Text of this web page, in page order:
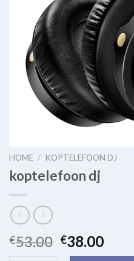
HOME / KOPTELEFOON DJ
koptelefoon dj
€53.00 €38.00